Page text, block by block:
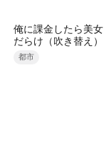
俺に課金したら美女
だらけ（吹き替え）
都市